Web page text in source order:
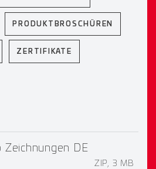
PRODUKTBROSCHÜREN
ZERTIFIKATE
Zeichnungen DE
ZIP, 3 MB